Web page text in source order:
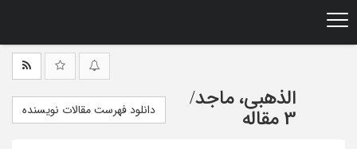
الذهبی، ماجد/
3 مقاله
دانلود فهرست مقالات نویسنده